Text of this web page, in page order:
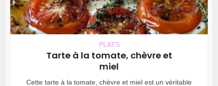
PLATS
Tarte à la tomate, chèvre et
miel
Cette tarte à la tomate, chèvre et miel est un véritable